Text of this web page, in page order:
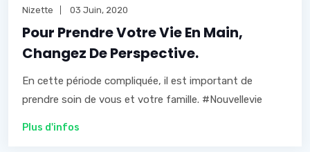
Nizette 03 Juin, 2020
Pour Prendre Votre Vie En Main,
Changez De Perspective.
En cette période compliquée, il est important de
prendre soin de vous et votre famille. #Nouvellevie
Plus d'infos